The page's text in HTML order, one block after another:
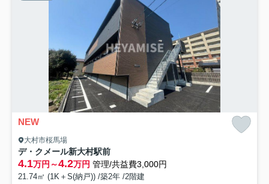
NEW
大村市桜馬場
デ・クメール新大村駅前
4.1万円～4.2万円 管理/共益費3,000円
21.74㎡ (1K＋S(納戸)) /築2年 /2階建